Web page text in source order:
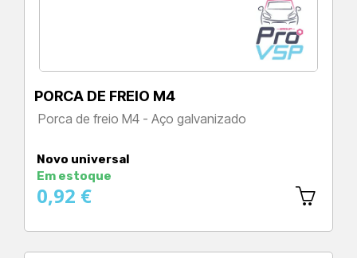
PORCA DE FREIO M4
Porca de freio M4 - Aço galvanizado
Novo universal
Em estoque
0,92 €